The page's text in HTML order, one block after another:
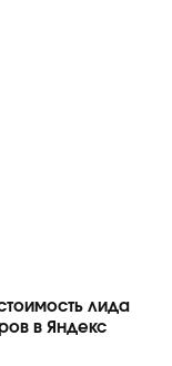
лида
в Яндекс